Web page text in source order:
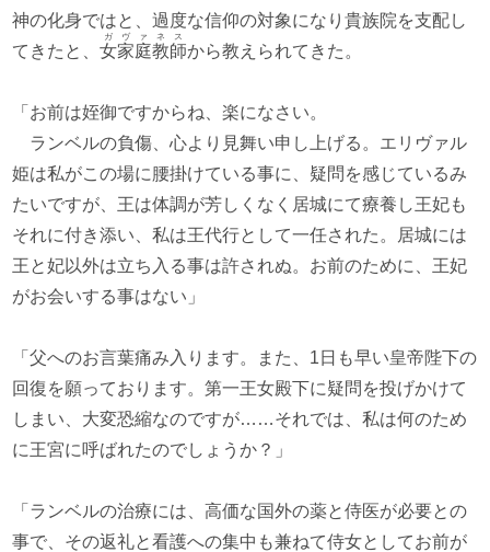
神の化身ではと、過度な信仰の対象になり貴族院を支配し
てきたと、女家庭教師
ガヴァネス
から教えられてきた。
「お前は姪御ですからね、楽になさい。
ランベルの負傷、心より見舞い申し上げる。エリヴァル
姫は私がこの場に腰掛けている事に、疑問を感じているみ
たいですが、王は体調が芳しくなく居城にて療養し王妃も
それに付き添い、私は王代行として一任された。居城には
王と妃以外は立ち入る事は許されぬ。お前のために、王妃
がお会いする事はない」
「父へのお言葉痛み入ります。また、1日も早い皇帝陛下の
回復を願っております。第一王女殿下に疑問を投げかけて
しまい、大変恐縮なのですが……それでは、私は何のため
に王宮に呼ばれたのでしょうか？」
「ランベルの治療には、高価な国外の薬と侍医が必要との
事で、その返礼と看護への集中も兼ねて侍女としてお前が